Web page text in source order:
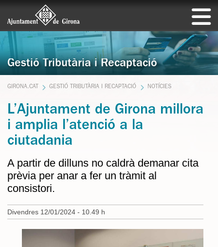
Gestió Tributària i Recaptació
GIRONA.CAT GESTIÓ TRIBUTÀRIA I RECAPTACIÓ NOTÍCIES
L’Ajuntament de Girona millora
i amplia l’atenció a la
ciutadania
A partir de dilluns no caldrà demanar cita
prèvia per anar a fer un tràmit al
consistori.
Divendres 12/01/2024 - 10.49 h